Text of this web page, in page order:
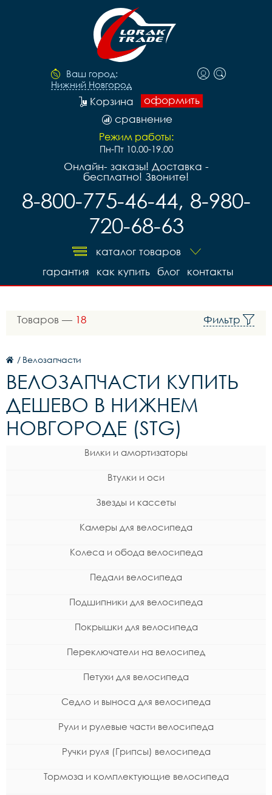
Ваш город:
Нижний Новгород
оформить
Корзина
сравнение
Режим работы:
Пн-Пт 10.00-19.00
Онлайн- заказы! Доставка -
бесплатно! Звоните!
8-800-775-46-44, 8-980-
720-68-63
каталог товаров
контакты
блог
как купить
гарантия
Товаров — 18 Фильтр
/ Велозапчасти
ВЕЛОЗАПЧАСТИ КУПИТЬ
ДЕШЕВО В НИЖНЕМ
НОВГОРОДЕ (STG)
Вилки и амортизаторы
Втулки и оси
Звезды и кассеты
Камеры для велосипеда
Колеса и обода велосипеда
Педали велосипеда
Подшипники для велосипеда
Покрышки для велосипеда
Переключатели на велосипед
Петухи для велосипеда
Седло и выноса для велосипеда
Рули и рулевые части велосипеда
Ручки руля (Грипсы) велосипеда
Тормоза и комплектующие велосипеда